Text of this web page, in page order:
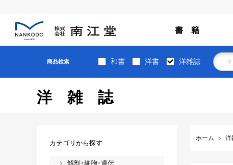
書 籍
商品検索 和書 洋書 洋雑誌
洋雑誌
ホーム 洋
カテゴリから探す
解剖･細胞･遺伝